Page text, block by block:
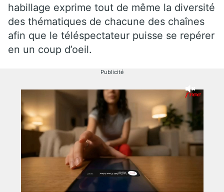
habillage exprime tout de même la diversité
des thématiques de chacune des chaînes
afin que le téléspectateur puisse se repérer
en un coup d’oeil.
Publicité